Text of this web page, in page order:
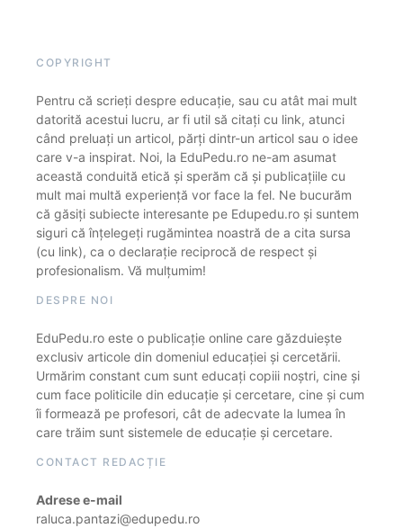
COPYRIGHT
Pentru că scrieți despre educație, sau cu atât mai mult
datorită acestui lucru, ar fi util să citați cu link, atunci
când preluați un articol, părți dintr-un articol sau o idee
care v-a inspirat. Noi, la EduPedu.ro ne-am asumat
această conduită etică și sperăm că și publicațiile cu
mult mai multă experiență vor face la fel. Ne bucurăm
că găsiți subiecte interesante pe Edupedu.ro și suntem
siguri că înțelegeți rugămintea noastră de a cita sursa
(cu link), ca o declarație reciprocă de respect și
profesionalism. Vă mulțumim!
DESPRE NOI
EduPedu.ro este o publicație online care găzduiește
exclusiv articole din domeniul educației și cercetării.
Urmărim constant cum sunt educați copiii noștri, cine și
cum face politicile din educație și cercetare, cine și cum
îi formează pe profesori, cât de adecvate la lumea în
care trăim sunt sistemele de educație și cercetare.
CONTACT REDACȚIE
Adrese e-mail
raluca.pantazi@edupedu.ro